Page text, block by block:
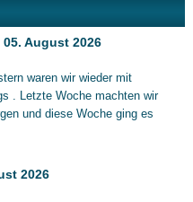
August 2026
waren wir wieder mit
. Letzte Woche machten wir
und diese Woche ging es
2026